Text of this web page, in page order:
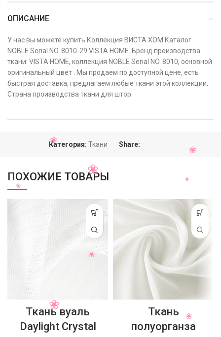
ОПИСАНИЕ
У нас вы можете купить Коллекция ВИСТА ХОМ Каталог
NOBLE Serial NO. 8010-29 VISTA HOME. Бренд производства
ткани: VISTA HOME, коллекция NOBLE Serial NO. 8010, основной
оригинальный цвет . Мы продаем по доступной цене, есть
быстрая доставка, предлагаем любые ткани этой коллекции.
Страна производства ткани для штор:
Категория: Ткани Share:
ПОХОЖИЕ ТОВАРЫ
Ткань вуаль
Daylight Crystal
Ткань
полуорганза